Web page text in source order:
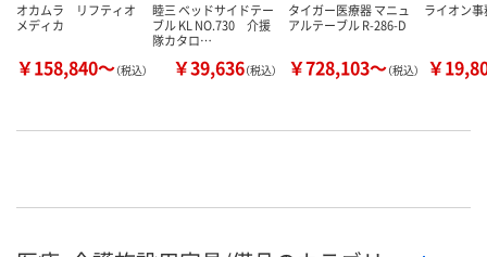
オカムラ リフティオ
メディカ
￥158,840～（税込）
睦三 ベッドサイドテー
ブル KL NO.730 介援
隊カタロ…
￥39,636（税込）
タイガー医療器 マニュ
アルテーブル R-286-D
￥728,103～（税込）
ライオン
￥